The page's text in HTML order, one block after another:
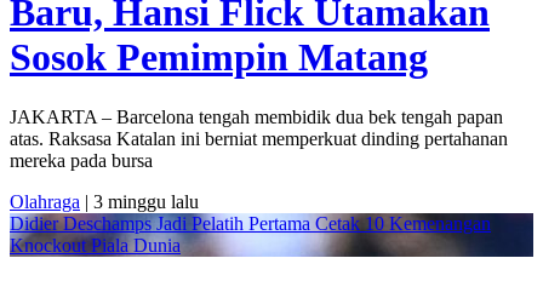
Baru, Hansi Flick Utamakan
Sosok Pemimpin Matang
JAKARTA – Barcelona tengah membidik dua bek tengah papan
atas. Raksasa Katalan ini berniat memperkuat dinding pertahanan
mereka pada bursa
Olahraga | 3 minggu lalu
Didier Deschamps Jadi Pelatih Pertama Cetak 10 Kemenangan
Knockout Piala Dunia